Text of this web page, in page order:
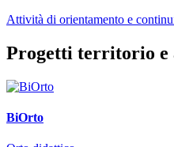
Attività di orientamento e
Progetti territorio e
BiOrto